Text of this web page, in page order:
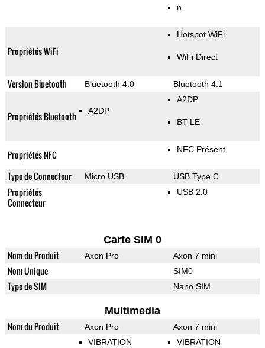
n
Propriétés WiFi
Hotspot WiFi
WiFi Direct
Version Bluetooth Bluetooth 4.0 Bluetooth 4.1
Propriétés Bluetooth A2DP
A2DP
BT LE
Propriétés NFC NFC Présent
Type de Connecteur Micro USB USB Type C
Propriétés
Connecteur
USB 2.0
Carte SIM 0
Nom du Produit Axon Pro Axon 7 mini
Nom Unique SIM0
Type de SIM Nano SIM
Multimedia
Nom du Produit Axon Pro Axon 7 mini
VIBRATION VIBRATION